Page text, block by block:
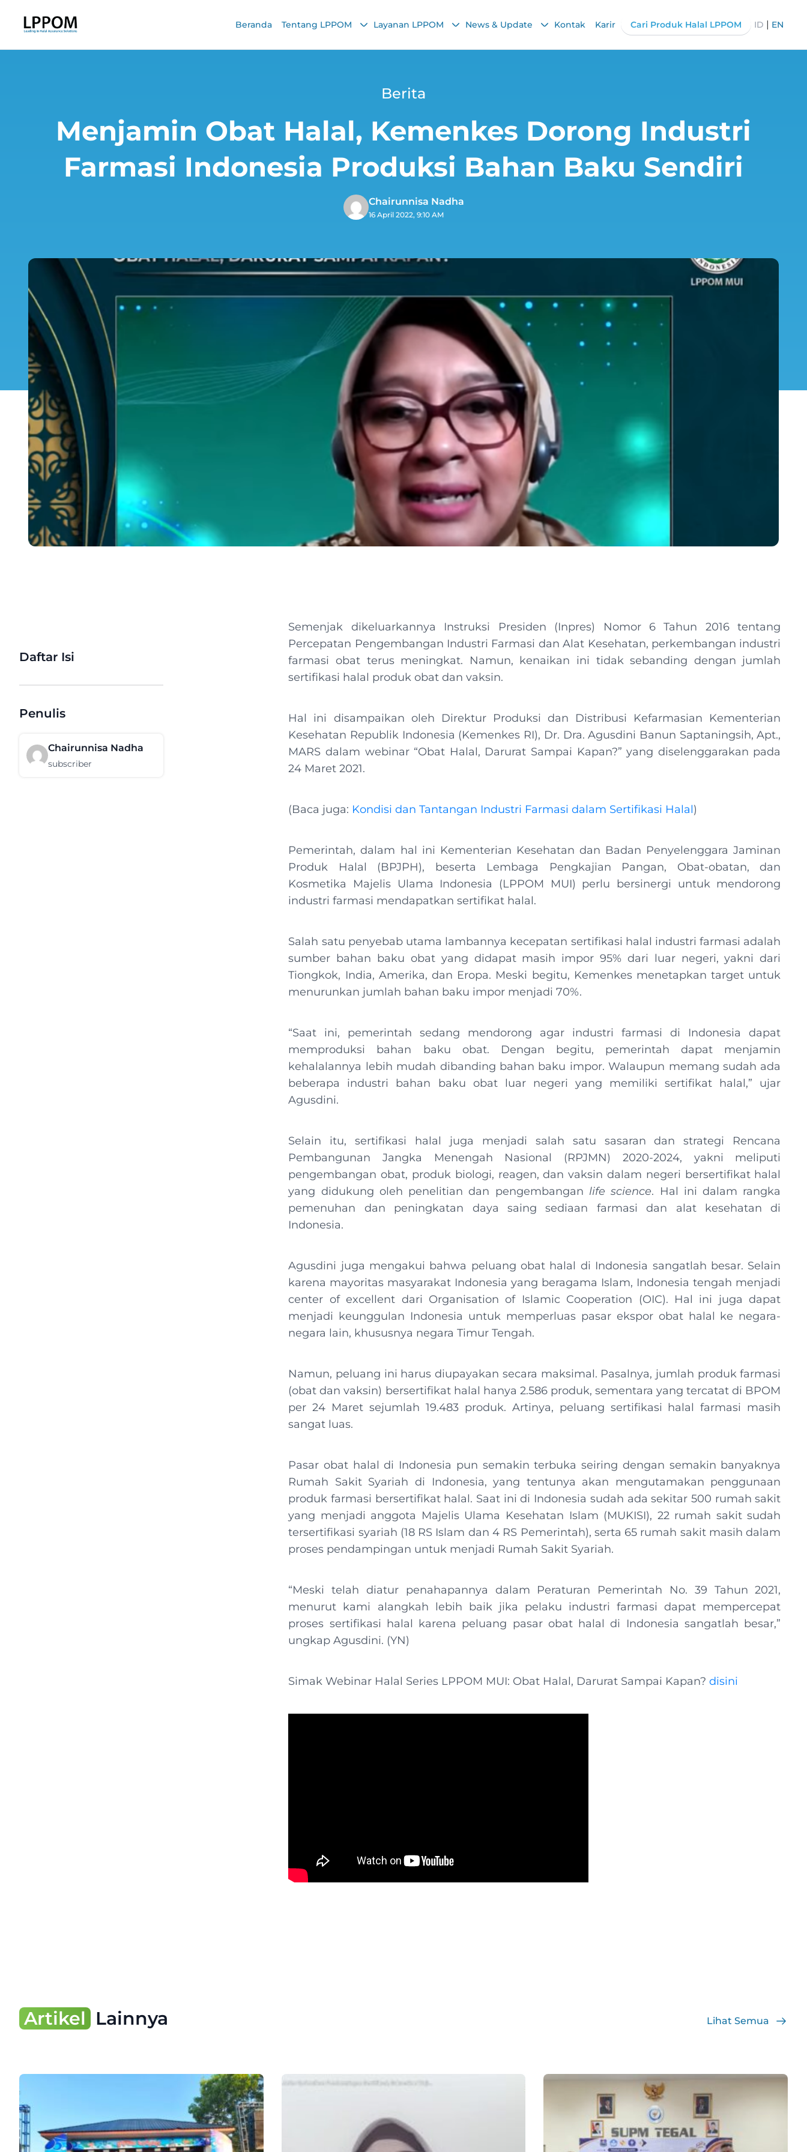
Beranda Tentang LPPOM Layanan LPPOM News & Update Kontak Karir Cari Produk Halal LPPOM ID | EN
Berita
Menjamin Obat Halal, Kemenkes Dorong Industri
Farmasi Indonesia Produksi Bahan Baku Sendiri
Chairunnisa Nadha
16 April 2022, 9:10 AM
Daftar Isi
Penulis
Chairunnisa Nadha
subscriber
Semenjak dikeluarkannya Instruksi Presiden (Inpres) Nomor 6 Tahun 2016 tentang
Percepatan Pengembangan Industri Farmasi dan Alat Kesehatan, perkembangan industri
farmasi obat terus meningkat. Namun, kenaikan ini tidak sebanding dengan jumlah
sertifikasi halal produk obat dan vaksin.
Hal ini disampaikan oleh Direktur Produksi dan Distribusi Kefarmasian Kementerian
Kesehatan Republik Indonesia (Kemenkes RI), Dr. Dra. Agusdini Banun Saptaningsih, Apt.,
MARS dalam webinar “Obat Halal, Darurat Sampai Kapan?” yang diselenggarakan pada
24 Maret 2021.
(Baca juga: Kondisi dan Tantangan Industri Farmasi dalam Sertifikasi Halal)
Pemerintah, dalam hal ini Kementerian Kesehatan dan Badan Penyelenggara Jaminan
Produk Halal (BPJPH), beserta Lembaga Pengkajian Pangan, Obat-obatan, dan
Kosmetika Majelis Ulama Indonesia (LPPOM MUI) perlu bersinergi untuk mendorong
industri farmasi mendapatkan sertifikat halal.
Salah satu penyebab utama lambannya kecepatan sertifikasi halal industri farmasi adalah
sumber bahan baku obat yang didapat masih impor 95% dari luar negeri, yakni dari
Tiongkok, India, Amerika, dan Eropa. Meski begitu, Kemenkes menetapkan target untuk
menurunkan jumlah bahan baku impor menjadi 70%.
“Saat ini, pemerintah sedang mendorong agar industri farmasi di Indonesia dapat
memproduksi bahan baku obat. Dengan begitu, pemerintah dapat menjamin
kehalalannya lebih mudah dibanding bahan baku impor. Walaupun memang sudah ada
beberapa industri bahan baku obat luar negeri yang memiliki sertifikat halal,” ujar
Agusdini.
Selain itu, sertifikasi halal juga menjadi salah satu sasaran dan strategi Rencana
Pembangunan Jangka Menengah Nasional (RPJMN) 2020-2024, yakni meliputi
pengembangan obat, produk biologi, reagen, dan vaksin dalam negeri bersertifikat halal
yang didukung oleh penelitian dan pengembangan life science. Hal ini dalam rangka
pemenuhan dan peningkatan daya saing sediaan farmasi dan alat kesehatan di
Indonesia.
Agusdini juga mengakui bahwa peluang obat halal di Indonesia sangatlah besar. Selain
karena mayoritas masyarakat Indonesia yang beragama Islam, Indonesia tengah menjadi
center of excellent dari Organisation of Islamic Cooperation (OIC). Hal ini juga dapat
menjadi keunggulan Indonesia untuk memperluas pasar ekspor obat halal ke negara-
negara lain, khususnya negara Timur Tengah.
Namun, peluang ini harus diupayakan secara maksimal. Pasalnya, jumlah produk farmasi
(obat dan vaksin) bersertifikat halal hanya 2.586 produk, sementara yang tercatat di BPOM
per 24 Maret sejumlah 19.483 produk. Artinya, peluang sertifikasi halal farmasi masih
sangat luas.
Pasar obat halal di Indonesia pun semakin terbuka seiring dengan semakin banyaknya
Rumah Sakit Syariah di Indonesia, yang tentunya akan mengutamakan penggunaan
produk farmasi bersertifikat halal. Saat ini di Indonesia sudah ada sekitar 500 rumah sakit
yang menjadi anggota Majelis Ulama Kesehatan Islam (MUKISI), 22 rumah sakit sudah
tersertifikasi syariah (18 RS Islam dan 4 RS Pemerintah), serta 65 rumah sakit masih dalam
proses pendampingan untuk menjadi Rumah Sakit Syariah.
“Meski telah diatur penahapannya dalam Peraturan Pemerintah No. 39 Tahun 2021,
menurut kami alangkah lebih baik jika pelaku industri farmasi dapat mempercepat
proses sertifikasi halal karena peluang pasar obat halal di Indonesia sangatlah besar,”
ungkap Agusdini. (YN)
Simak Webinar Halal Series LPPOM MUI: Obat Halal, Darurat Sampai Kapan?disini
Artikel Lainnya Lihat Semua